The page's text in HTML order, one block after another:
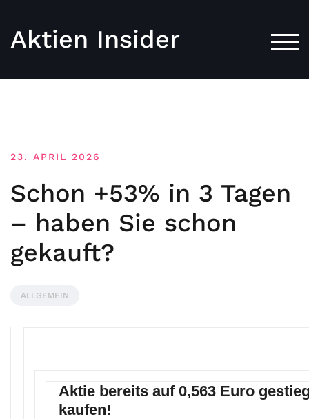
Aktien Insider
23. APRIL 2026
Schon +53% in 3 Tagen
– haben Sie schon
gekauft?
ALLGEMEIN
Aktie bereits auf 0,563 Euro
kaufen!